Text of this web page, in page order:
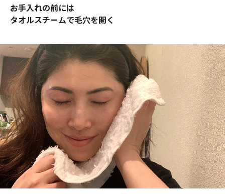
お手入れの前には
タオルスチームで毛穴を開く